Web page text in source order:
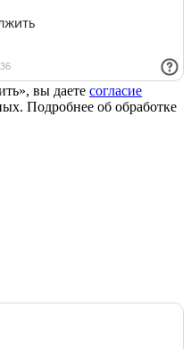
вы даете согласие
Подробнее об обработке